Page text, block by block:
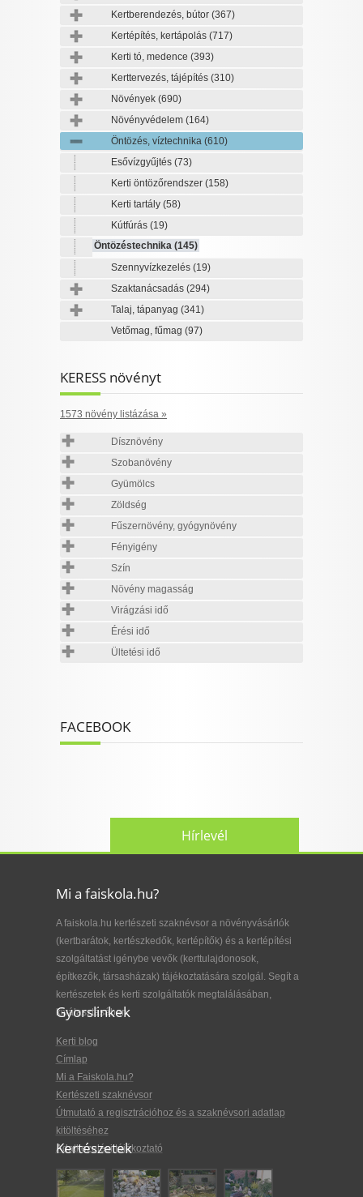
Kertberendezés, bútor (367)
Kertépítés, kertápolás (717)
Kerti tó, medence (393)
Kerttervezés, tájépítés (310)
Növények (690)
Növényvédelem (164)
Öntözés, víztechnika (610)
Esővízgyűjtés (73)
Kerti öntözőrendszer (158)
Kerti tartály (58)
Kútfúrás (19)
Öntözéstechnika (145)
Szennyvízkezelés (19)
Szaktanácsadás (294)
Talaj, tápanyag (341)
Vetőmag, fűmag (97)
KERESS növényt
1573 növény listázása »
Dísznövény
Szobanövény
Gyümölcs
Zöldség
Fűszernövény, gyógynövény
Fényigény
Szín
Növény magasság
Virágzási idő
Érési idő
Ültetési idő
FACEBOOK
Hírlevél
Mi a faiskola.hu?
A faiskola.hu kertészeti szaknévsor a növényvásárlók
(kertbarátok, kertészkedők, kertépítők) és a kertépítési
szolgáltatást igénybe vevők (kerttulajdonosok,
építkezők, társasházak) tájékoztatására szolgál. Segít a
kertészetek és kerti szolgáltatók megtalálásában,
kiválasztásában.
Gyorslinkek
Kerti blog
Címlap
Mi a Faiskola.hu?
Kertészeti szaknévsor
Útmutató a regisztrációhoz és a szaknévsori adatlap
kitöltéséhez
Adatkezelési tájékoztató
Kertészetek